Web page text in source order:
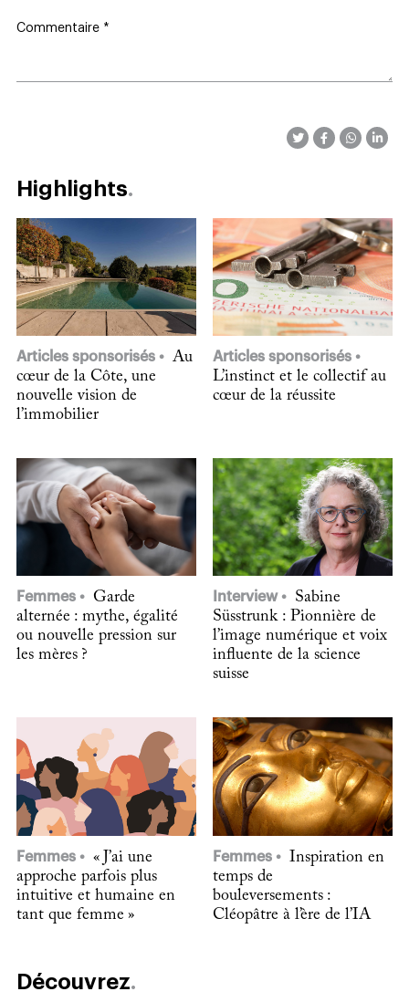
Commentaire *
Highlights
Articles sponsorisés
Au
cœur de la Côte, une
nouvelle vision de
l’immobilier
Articles sponsorisés
L’instinct et le collectif au
cœur de la réussite
Femmes
Garde
alternée : mythe, égalité
ou nouvelle pression sur
les mères ?
Interview
Sabine
Süsstrunk : Pionnière de
l’image numérique et voix
influente de la science
suisse
Femmes
« J’ai une
approche parfois plus
intuitive et humaine en
tant que femme »
Femmes
Inspiration en
temps de
bouleversements :
Cléopâtre à l’ère de l’IA
Découvrez